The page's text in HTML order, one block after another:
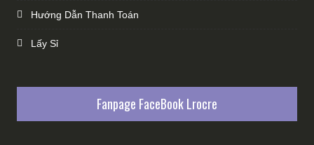
Hướng Dẫn Thanh Toán
Lấy Sỉ
Fanpage FaceBook Lrocre